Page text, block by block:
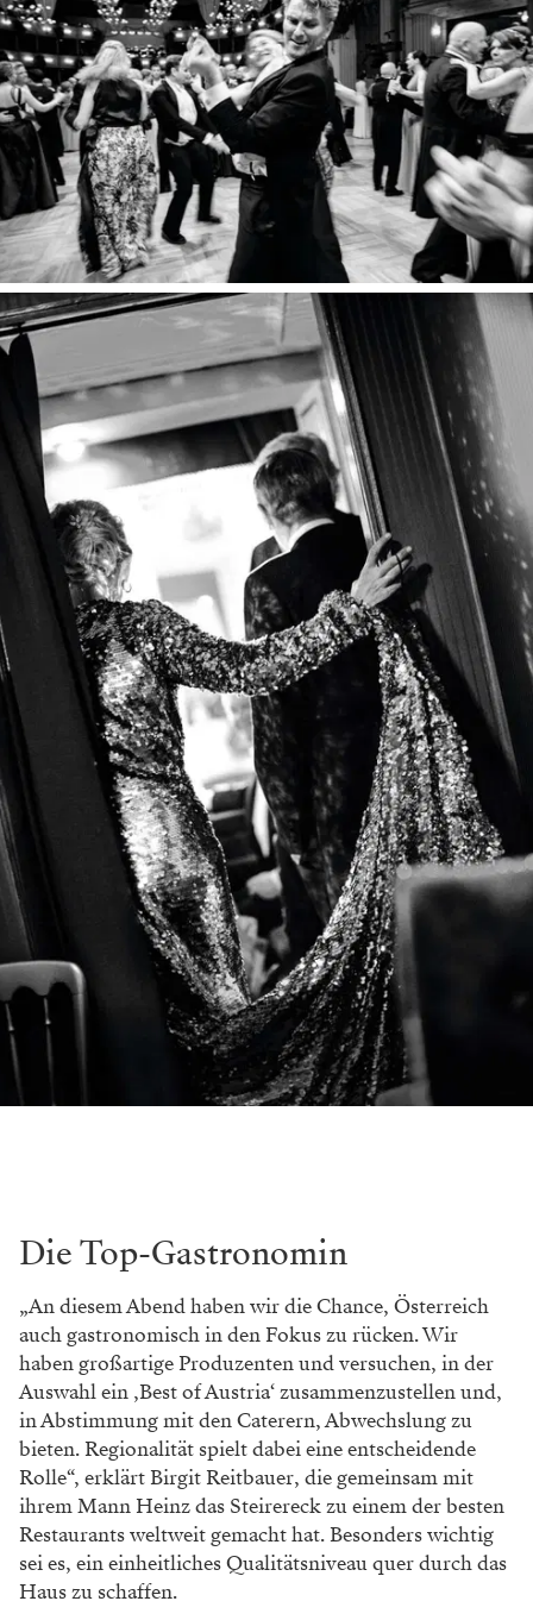
Die Top-Gastronomin
„An diesem Abend haben wir die Chance, Österreich
auch gastronomisch in den Fokus zu rücken. Wir
haben großartige Produzenten und versuchen, in der
Auswahl ein ‚Best of Austria‘ zusammenzustellen und,
in Abstimmung mit den Caterern, Abwechslung zu
bieten. Regionalität spielt dabei eine entscheidende
Rolle“, erklärt Birgit Reitbauer, die gemeinsam mit
ihrem Mann Heinz das Steirereck zu einem der besten
Restaurants weltweit gemacht hat. Besonders wichtig
sei es, ein einheitliches Qualitätsniveau quer durch das
Haus zu schaffen.